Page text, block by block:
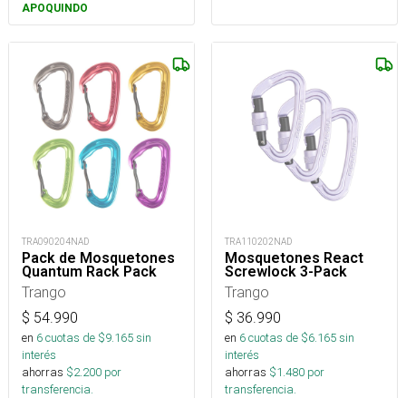
APOQUINDO
TRA090204NAD
Pack de Mosquetones
Quantum Rack Pack
Trango
$ 54.990
en 6cuotas de $9.165sin
interés
ahorras $2.200 por
transferencia.
TRA110202NAD
Mosquetones React
Screwlock 3-Pack
Trango
$ 36.990
en 6cuotas de $6.165sin
interés
ahorras $1.480 por
transferencia.